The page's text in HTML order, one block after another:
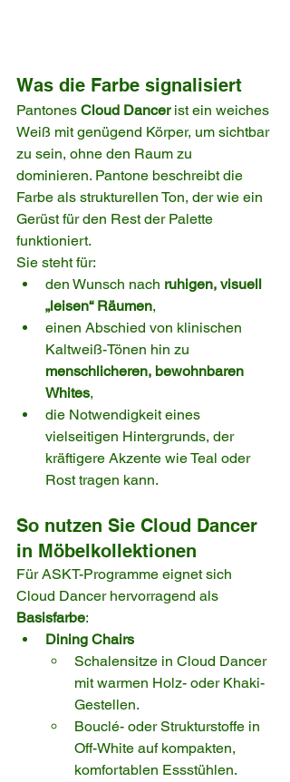
Was die Farbe signalisiert
Pantones Cloud Dancer ist ein weiches
Weiß mit genügend Körper, um sichtbar
zu sein, ohne den Raum zu
dominieren. Pantone beschreibt die
Farbe als strukturellen Ton, der wie ein
Gerüst für den Rest der Palette
funktioniert.
Sie steht für:
den Wunsch nach ruhigen, visuell
„leisen“ Räumen,
einen Abschied von klinischen
Kaltweiß-Tönen hin zu
menschlicheren, bewohnbaren
Whites,
die Notwendigkeit eines
vielseitigen Hintergrunds, der
kräftigere Akzente wie Teal oder
Rost tragen kann.
So nutzen Sie Cloud Dancer
in Möbelkollektionen
Für ASKT-Programme eignet sich
Cloud Dancer hervorragend als
Basisfarbe:
Dining Chairs
Schalensitze in Cloud Dancer
mit warmen Holz- oder Khaki-
Gestellen.
Bouclé- oder Strukturstoffe in
Off-White auf kompakten,
komfortablen Essstühlen.